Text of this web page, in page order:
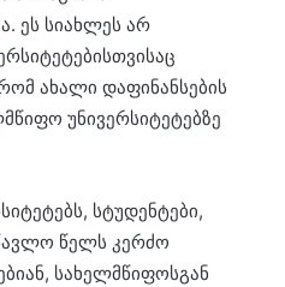
ეს სიახლეს არ
ახალი დაფინანსების
უნივერსიტეტებზე
სტუდენტები,
წელს კერძო
სახელმწიფოსგან